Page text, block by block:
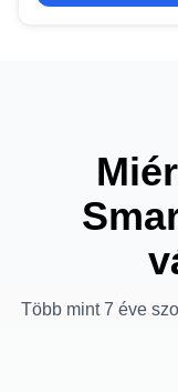
Több mint 7 éve